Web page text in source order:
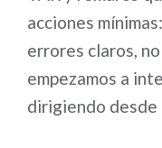
acciones
errores claros,
empezamos a
dirigiendo desde